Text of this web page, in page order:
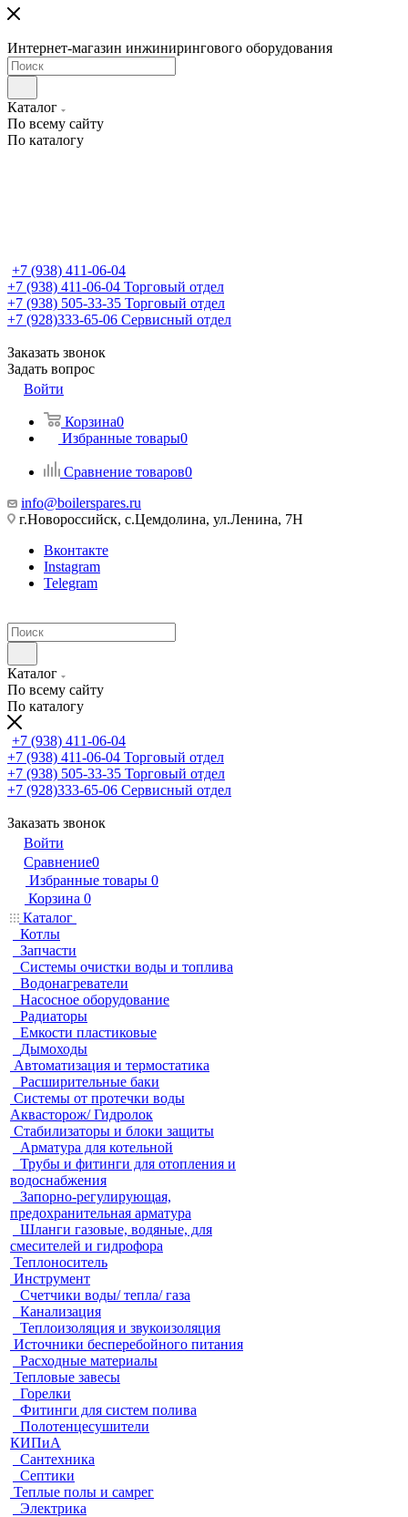
Интернет-магазин инжинирингового оборудования
Каталог
По всему сайту
По каталогу
+7 (938) 411-06-04
+7 (938) 411-06-04 Торговый отдел
+7 (938) 505-33-35 Торговый отдел
+7 (928)333-65-06 Сервисный отдел
Заказать звонок
Задать вопрос
Войти
Корзина0
Избранные товары0
Сравнение товаров0
info@boilerspares.ru
г.Новороссийск, с.Цемдолина, ул.Ленина, 7Н
Вконтакте
Instagram
Telegram
Каталог
По всему сайту
По каталогу
+7 (938) 411-06-04
+7 (938) 411-06-04 Торговый отдел
+7 (938) 505-33-35 Торговый отдел
+7 (928)333-65-06 Сервисный отдел
Заказать звонок
Войти
Сравнение0
Избранные товары 0
Корзина 0
Каталог
Котлы
Запчасти
Системы очистки воды и топлива
Водонагреватели
Насосное оборудование
Радиаторы
Емкости пластиковые
Дымоходы
Автоматизация и термостатика
Расширительные баки
Системы от протечки воды
Аквасторож/ Гидролок
Стабилизаторы и блоки защиты
Арматура для котельной
Трубы и фитинги для отопления и
водоснабжения
Запорно-регулирующая,
предохранительная арматура
Шланги газовые, водяные, для
смесителей и гидрофора
Теплоноситель
Инструмент
Счетчики воды/ тепла/ газа
Канализация
Теплоизоляция и звукоизоляция
Источники бесперебойного питания
Расходные материалы
Тепловые завесы
Горелки
Фитинги для систем полива
Полотенцесушители
КИПиА
Сантехника
Септики
Теплые полы и самрег
Электрика